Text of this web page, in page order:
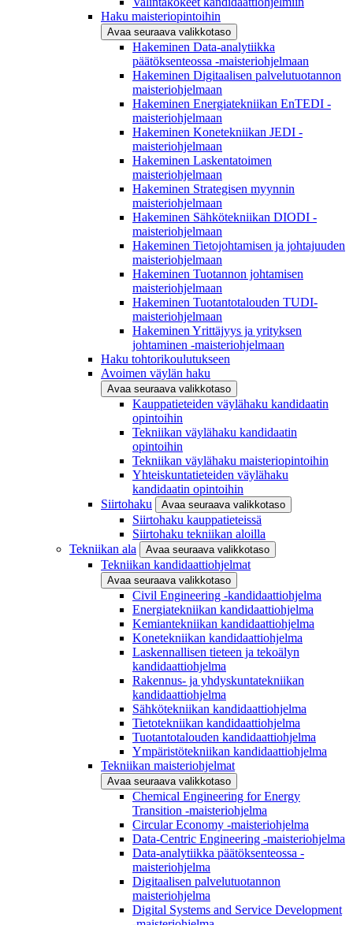
Haku maisteriopintoihin
Avaa seuraava valikkotaso
Hakeminen Data-analytiikka
päätöksenteossa -maisteriohjelmaan
Hakeminen Digitaalisen palvelutuotannon
maisteriohjelmaan
Hakeminen Energiatekniikan EnTEDI -
maisteriohjelmaan
Hakeminen Konetekniikan JEDI -
maisteriohjelmaan
Hakeminen Laskentatoimen
maisteriohjelmaan
Hakeminen Strategisen myynnin
maisteriohjelmaan
Hakeminen Sähkötekniikan DIODI -
maisteriohjelmaan
Hakeminen Tietojohtamisen ja johtajuuden
maisteriohjelmaan
Hakeminen Tuotannon johtamisen
maisteriohjelmaan
Hakeminen Tuotantotalouden TUDI-
maisteriohjelmaan
Hakeminen Yrittäjyys ja yrityksen
johtaminen -maisteriohjelmaan
Haku tohtorikoulutukseen
Avoimen väylän haku
Avaa seuraava valikkotaso
Kauppatieteiden väylähaku kandidaatin
opintoihin
Tekniikan väylähaku kandidaatin
opintoihin
Tekniikan väylähaku maisteriopintoihin
Yhteiskuntatieteiden väylähaku
kandidaatin opintoihin
Siirtohaku
Avaa seuraava valikkotaso
Siirtohaku kauppatieteissä
Siirtohaku tekniikan aloilla
Tekniikan ala
Avaa seuraava valikkotaso
Tekniikan kandidaattiohjelmat
Avaa seuraava valikkotaso
Civil Engineering -kandidaattiohjelma
Energiatekniikan kandidaattiohjelma
Kemiantekniikan kandidaattiohjelma
Konetekniikan kandidaattiohjelma
Laskennallisen tieteen ja tekoälyn
kandidaattiohjelma
Rakennus- ja yhdyskuntatekniikan
kandidaattiohjelma
Sähkötekniikan kandidaattiohjelma
Tietotekniikan kandidaattiohjelma
Tuotantotalouden kandidaattiohjelma
Ympäristötekniikan kandidaattiohjelma
Tekniikan maisteriohjelmat
Avaa seuraava valikkotaso
Chemical Engineering for Energy
Transition -maisteriohjelma
Circular Economy -maisteriohjelma
Data-Centric Engineering -maisteriohjelma
Data-analytiikka päätöksenteossa -
maisteriohjelma
Digitaalisen palvelutuotannon
maisteriohjelma
Digital Systems and Service Development